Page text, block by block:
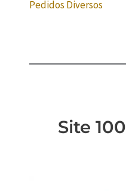
Pedidos Diversos
Site